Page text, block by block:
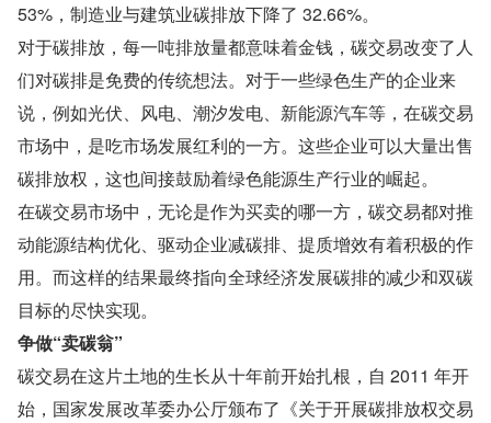
53%，制造业与建筑业碳排放下降了 32.66%。
对于碳排放，每一吨排放量都意味着金钱，碳交易改变了人
们对碳排是免费的传统想法。对于一些绿色生产的企业来
说，例如光伏、风电、潮汐发电、新能源汽车等，在碳交易
市场中，是吃市场发展红利的一方。这些企业可以大量出售
碳排放权，这也间接鼓励着绿色能源生产行业的崛起。
在碳交易市场中，无论是作为买卖的哪一方，碳交易都对推
动能源结构优化、驱动企业减碳排、提质增效有着积极的作
用。而这样的结果最终指向全球经济发展碳排的减少和双碳
目标的尽快实现。
争做“卖碳翁”
碳交易在这片土地的生长从十年前开始扎根，自 2011 年开
始，国家发展改革委办公厅颁布了《关于开展碳排放权交易